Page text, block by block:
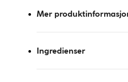
Mer
Ingredienser